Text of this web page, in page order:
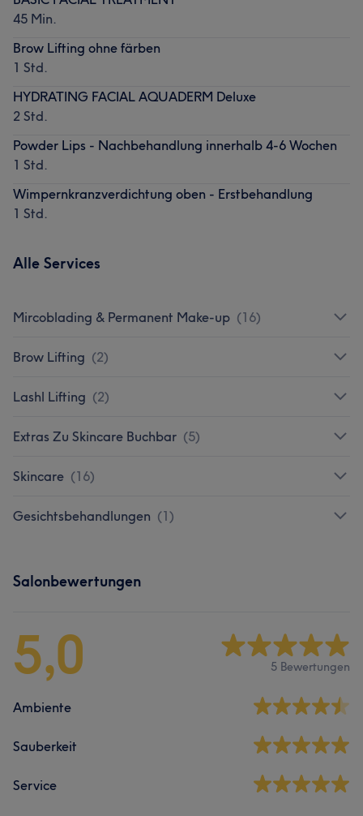
45 Min.
Brow Lifting ohne färben
1 Std.
HYDRATING FACIAL AQUADERM Deluxe
2 Std.
Powder Lips - Nachbehandlung innerhalb 4-6 Wochen
1 Std.
Wimpernkranzverdichtung oben - Erstbehandlung
1 Std.
Alle Services
Mircoblading & Permanent Make-up (16)
Brow Lifting (2)
Lashl Lifting (2)
Extras Zu Skincare Buchbar (5)
Skincare (16)
Gesichtsbehandlungen (1)
Salonbewertungen
5,0 5 Bewertungen
Ambiente
Sauberkeit
Service